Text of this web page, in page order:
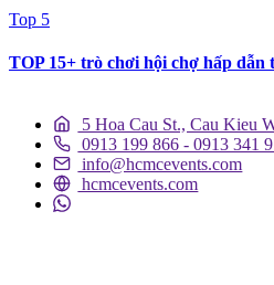
Top 5
TOP 15+ trò chơi hội chợ hấp
5 Hoa Cau St., Cau Kieu
0913 199 866 - 0913 341
info@hcmcevents.com
hcmcevents.com